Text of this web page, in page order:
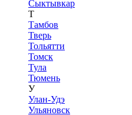
Сыктывкар
Т
Тамбов
Тверь
Тольятти
Томск
Тула
Тюмень
У
Улан-Удэ
Ульяновск